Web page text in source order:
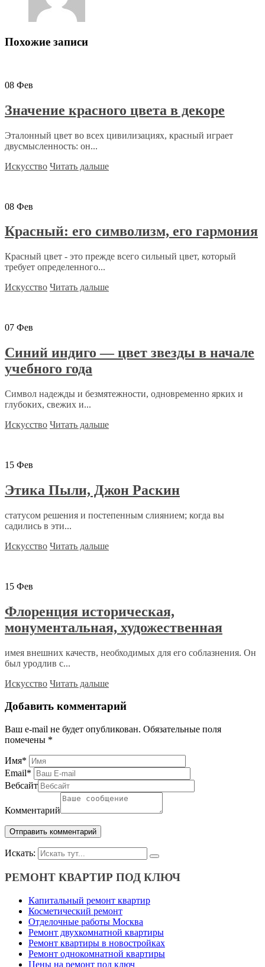
Похожие записи
08 Фев
Значение красного цвета в декоре
Эталонный цвет во всех цивилизациях, красный играет
двусмысленность: он...
Искусство Читать дальше
08 Фев
Красный: его символизм, его гармония
Красный цвет - это прежде всего сильный цвет, который
требует определенного...
Искусство Читать дальше
07 Фев
Синий индиго — цвет звезды в начале
учебного года
Символ надежды и безмятежности, одновременно ярких и
глубоких, свежих и...
Искусство Читать дальше
15 Фев
Этика Пыли, Джон Раскин
статусом решения и постепенным слиянием; когда вы
садились в эти...
Искусство Читать дальше
15 Фев
Флоренция историческая,
монументальная, художественная
имея внешних качеств, необходимых для его соблазнения. Он
был уродлив с...
Искусство Читать дальше
Добавить комментарий
Ваш e-mail не будет опубликован. Обязательные поля
помечены *
Имя*
Email*
Вебсайт
Комментарий
Искать:
РЕМОНТ КВАРТИР ПОД КЛЮЧ
Капитальный ремонт квартир
Косметический ремонт
Отделочные работы Москва
Ремонт двухкомнатной квартиры
Ремонт квартиры в новостройках
Ремонт однокомнатной квартиры
Цены на ремонт под ключ